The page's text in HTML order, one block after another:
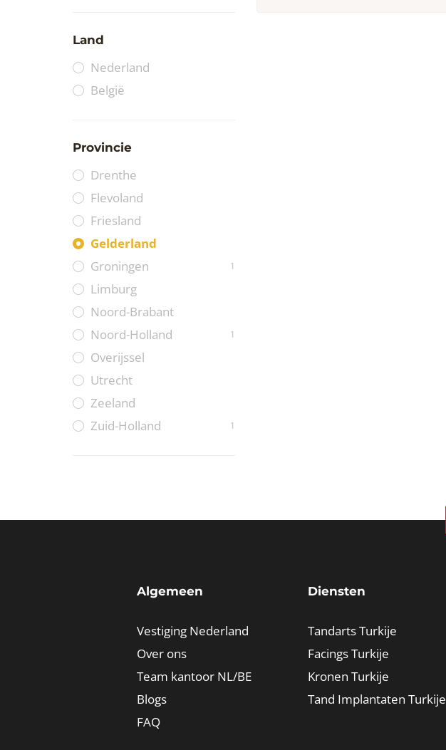
Land
Nederland
België
Provincie
Drenthe
Flevoland
Friesland
Gelderland
Groningen
1
Limburg
Noord-Brabant
Noord-Holland
1
Overijssel
Utrecht
Zeeland
Zuid-Holland
1
Algemeen
Vestiging Nederland
Over ons
Team kantoor NL/BE
Blogs
FAQ
Diensten
Tandarts Turkije
Facings Turkije
Kronen Turkije
Tand Implantaten Turkije